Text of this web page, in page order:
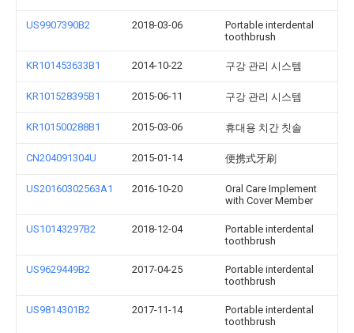
US9907390B2 2018-03-06
Portable interdental
toothbrush
KR101453633B1 2014-10-22 구강 관리 시스템
KR101528395B1 2015-06-11 구강 관리 시스템
KR101500288B1 2015-03-06 휴대용 치간 칫솔
CN204091304U 2015-01-14 便携式牙刷
US20160302563A1 2016-10-20
Oral Care Implement
with Cover Member
US10143297B2 2018-12-04
Portable interdental
toothbrush
US9629449B2 2017-04-25
Portable interdental
toothbrush
US9814301B2 2017-11-14
Portable interdental
toothbrush